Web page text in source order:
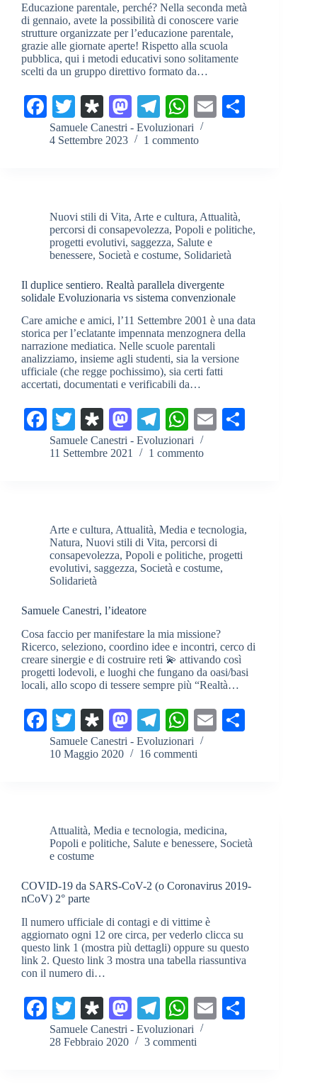
Educazione parentale, perché? Nella seconda metà
di gennaio, avete la possibilità di conoscere varie
strutture organizzate per l’educazione parentale,
grazie alle giornate aperte! Rispetto alla scuola
pubblica, qui i metodi educativi sono solitamente
scelti da un gruppo direttivo formato da…
Fa
ce
bo
T
wi
tte
Di
as
po
M
as
to
Te
le
gr
W
ha
ts
E
Samuele Canestri - Evoluzionari
4 Settembre 2023
1 commento
Nuovi stili di Vita, Arte e cultura, Attualità,
percorsi di consapevolezza, Popoli e politiche,
progetti evolutivi, saggezza, Salute e
benessere, Società e costume, Solidarietà
Il duplice sentiero. Realtà parallela divergente
solidale Evoluzionaria vs sistema convenzionale
Care amiche e amici, l’11 Settembre 2001 è una data
storica per l’eclatante impennata menzognera della
narrazione mediatica. Nelle scuole parentali
analizziamo, insieme agli studenti, sia la versione
ufficiale (che regge pochissimo), sia certi fatti
accertati, documentati e verificabili da…
Fa
ce
bo
T
wi
tte
Di
as
po
M
as
to
Te
le
gr
W
ha
ts
E
Samuele Canestri - Evoluzionari
11 Settembre 2021
1 commento
Arte e cultura, Attualità, Media e tecnologia,
Natura, Nuovi stili di Vita, percorsi di
consapevolezza, Popoli e politiche, progetti
evolutivi, saggezza, Società e costume,
Solidarietà
Samuele Canestri, l’ideatore
Cosa faccio per manifestare la mia missione?
Ricerco, seleziono, coordino idee e incontri, cerco di
creare sinergie e di costruire reti 💫 attivando così
progetti lodevoli, e luoghi che fungano da oasi/basi
locali, allo scopo di tessere sempre più “Realtà…
Fa
ce
bo
T
wi
tte
Di
as
po
M
as
to
Te
le
gr
W
ha
ts
E
Samuele Canestri - Evoluzionari
10 Maggio 2020
16 commenti
Attualità, Media e tecnologia, medicina,
Popoli e politiche, Salute e benessere, Società
e costume
COVID-19 da SARS-CoV-2 (o Coronavirus 2019-
nCoV) 2° parte
Il numero ufficiale di contagi e di vittime è
aggiornato ogni 12 ore circa, per vederlo clicca su
questo link 1 (mostra più dettagli) oppure su questo
link 2. Questo link 3 mostra una tabella riassuntiva
con il numero di…
Fa
ce
bo
T
wi
tte
Di
as
po
M
as
to
Te
le
gr
W
ha
ts
E
Samuele Canestri - Evoluzionari
28 Febbraio 2020
3 commenti